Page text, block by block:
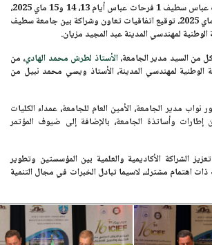
1 فرحات عباس أيام
13، 14 و15 ماي 2025
،
، توقيع اتفاقيات تعاون وشراكة بين جامعة سطيف
الوطنية لمهندسي المدينة عبد المجيد مزيان.
من السيد مدير الجامعة،الأستاذ لطرش محمد الهادي، من
الوطنية لمهندسي المدينة، الأستاذ ويسي محمد نبيل من
مدير الجامعة، الأمين العام للجامعة، عمداء الكليات
وأساتذة الجامعة، بالإضافة إلى ضيوف المؤتمر
الشراكة الأكاديمية والعلمية بين المؤسستين وتطوير
اهتمام مشترك، لاسيما تبادل الخبرات في مجال التنمية